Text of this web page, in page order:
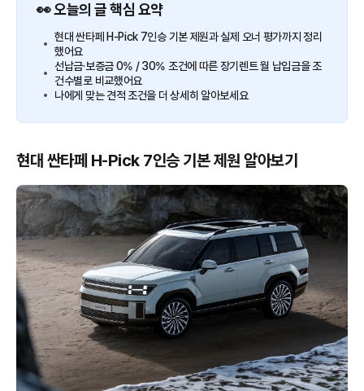
👀 오늘의 글 핵심 요약
현대 싼타페 H-Pick 7인승 기본 제원과 실제 오너 평가까지 정리
했어요
선납금·보증금 0% / 30% 조건에 따른 장기렌트 월 납입금을 조
건수별로 비교했어요
나에게 맞는 견적 조건을 더 상세히 알아보세요
현대 싼타페 H-Pick 7인승 기본 제원 알아보기